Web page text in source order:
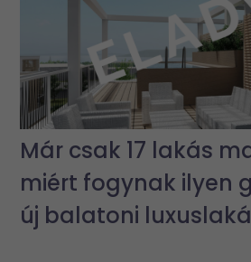
Már csak 17 lakás
miért fogynak ilyen
új balatoni